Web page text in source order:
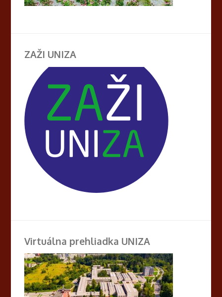
ZAŽI UNIZA
Virtuálna prehliadka UNIZA